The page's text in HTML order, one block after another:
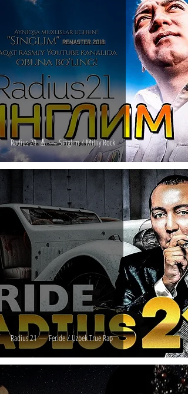
Radius 21 🎸 — Singlim / Milliy Rock
Radius 21 — Feride / Uzbek True Rap